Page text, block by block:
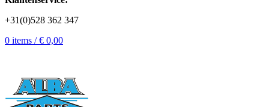
+31(0)528 362 347
0 items / € 0,00